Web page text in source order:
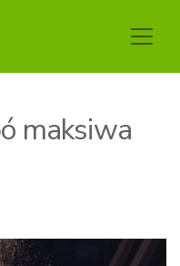
maksiwa